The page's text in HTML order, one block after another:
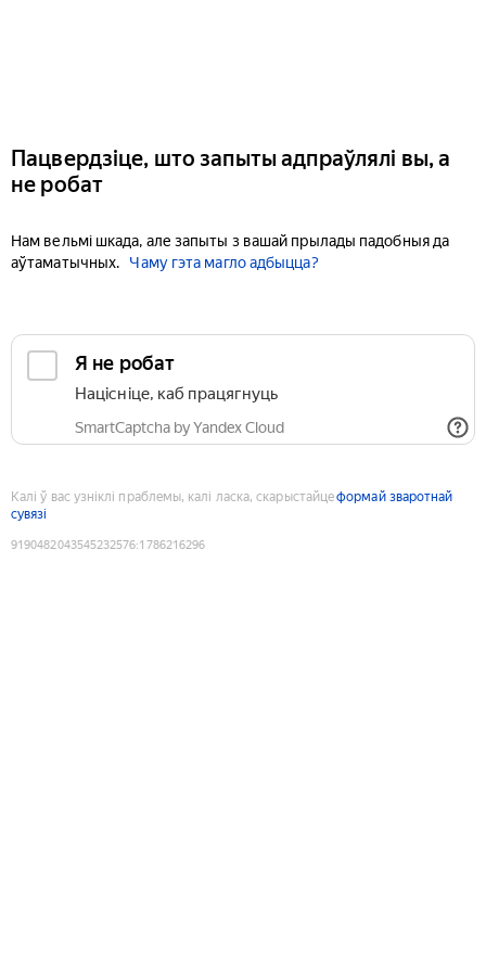
Пацвердзіце, што запыты адпраўлялі вы, а
не робат
Нам вельмі шкада, але запыты з вашай прылады падобныя да
аўтаматычных.
Чаму гэта магло адбыцца?
Я не робат
Націсніце, каб працягнуць
SmartCaptcha by Yandex Cloud
Калі ў вас узніклі праблемы, калі ласка, скарыстайцеформай зваротнай
сувязі
9190482043545232576:1786216296